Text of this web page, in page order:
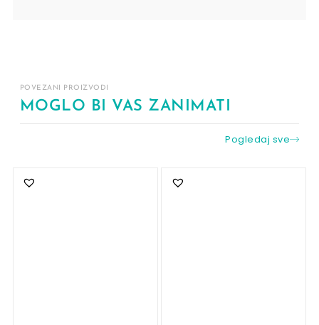
POVEZANI PROIZVODI
MOGLO BI VAS ZANIMATI
Pogledaj sve